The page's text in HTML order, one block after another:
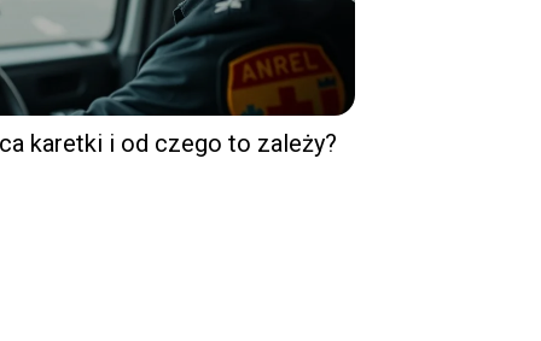
karetki i od czego to zależy?